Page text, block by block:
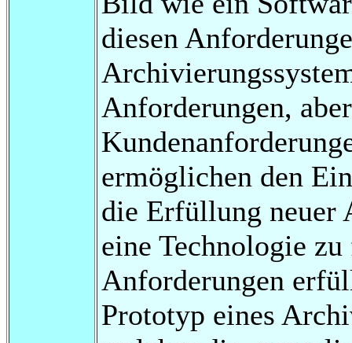
diesen
Anforderungen,
ermöglichen den
die Erfüllung neuer
eine Technologie
Anforderungen
Prototyp eines